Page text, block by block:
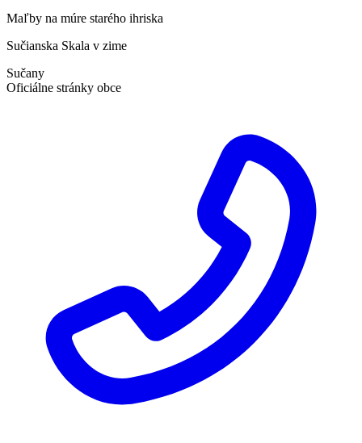
Maľby na múre starého ihriska
Sučianska Skala v zime
Sučany
Oficiálne stránky obce